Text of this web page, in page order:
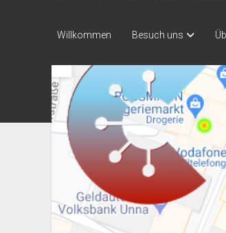
Willkommen Besuch uns